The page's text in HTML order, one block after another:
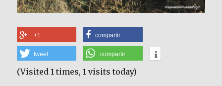
+1 compartir
tweet compartir
(Visited 1 times, 1 visits today)